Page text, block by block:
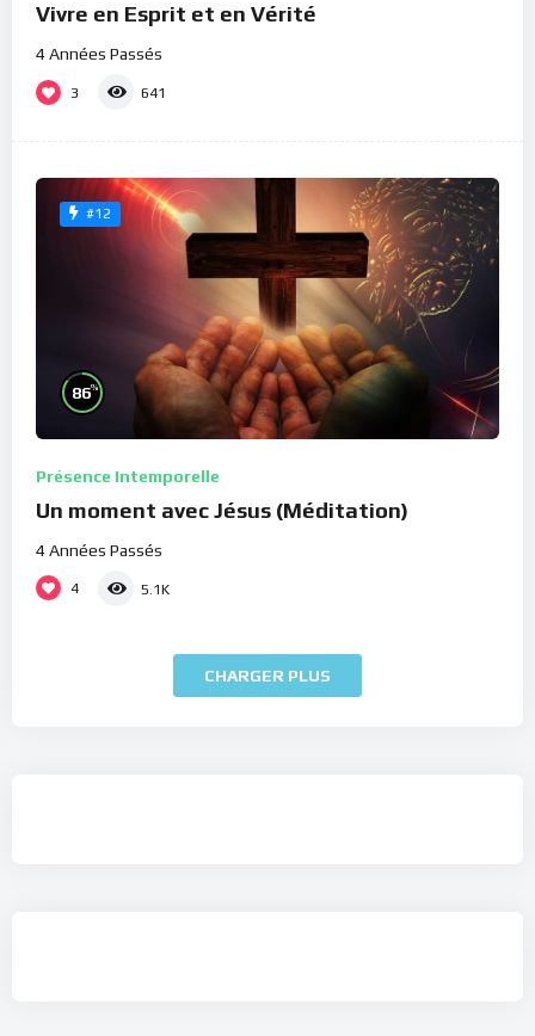
Vivre en Esprit et en Vérité
4 Années Passés
3 641
#12
86%
Présence Intemporelle
Un moment avec Jésus (Méditation)
4 Années Passés
4 5.1K
CHARGER PLUS